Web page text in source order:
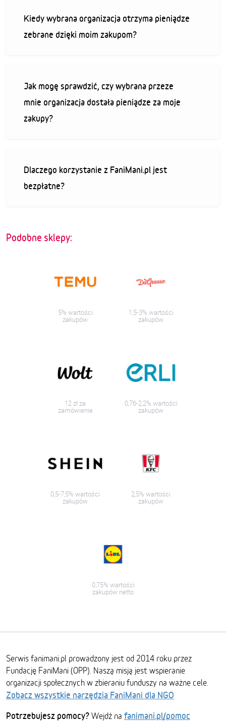
Kiedy wybrana organizacja otrzyma pieniądze
zebrane dzięki moim zakupom?
Jak mogę sprawdzić, czy wybrana przeze
mnie organizacja dostała pieniądze za moje
zakupy?
Dlaczego korzystanie z FaniMani.pl jest
bezpłatne?
Podobne sklepy:
5% wartości
zakupów
1,5-3% wartości
zakupów
12 zł za
zamówienie
0,76-2,2% wartości
zakupów
0,5-7,5% wartości
zakupów
2,5% wartości
zakupów
0,75% wartości
zakupów netto
Serwis fanimani.pl prowadzony jest od 2014 roku przez
Fundację FaniMani (OPP). Naszą misją jest wspieranie
organizacji społecznych w zbieraniu funduszy na ważne cele.
Zobacz wszystkie narzędzia FaniMani dla NGO
Potrzebujesz pomocy? Wejdź na fanimani.pl/pomoc